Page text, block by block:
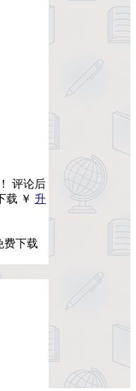
评论后
载 ￥ 升
费下载